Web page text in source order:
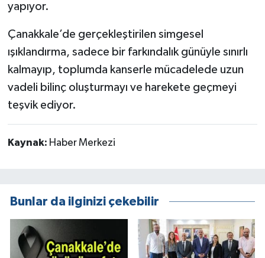
yapıyor.
Çanakkale’de gerçekleştirilen simgesel
ışıklandırma, sadece bir farkındalık günüyle sınırlı
kalmayıp, toplumda kanserle mücadelede uzun
vadeli bilinç oluşturmayı ve harekete geçmeyi
teşvik ediyor.
Kaynak: Haber Merkezi
Bunlar da ilginizi çekebilir